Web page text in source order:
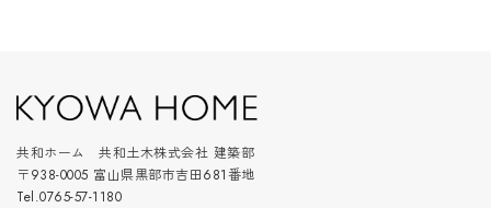
共和ホーム 共和土木株式会社 建築部
〒938-0005 富山県黒部市吉田681番地
Tel.0765-57-1180